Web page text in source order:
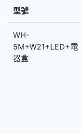
型號
WH-
5M+W21+LED+電
器盒